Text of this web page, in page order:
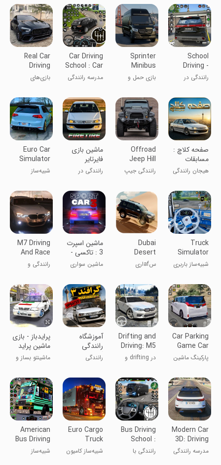
School
Driving -
Car Games
3D
رانندگی در
بازی‌های ماشین
۳D
Sprinter
Minibus
Simulator
بازی حمل و
سریع
Car Driving
School : Car
Games
مدرسه رانندگی
Real Car
Driving
Racing
Games
بازی‌های
رانندگی واقعی
‏‏‏‏‏‏‏‏صفحه کلاچ :
مسابقات
آنلاین
هیجان رانندگی
Offroad
Jeep Hill
Driving 3d
رانندگی جیپ
۳D
‏‏‏‏‏‏‏‏‏‏‏‏‏ماشین بازی
‏‏‏‏‏‏‏فایرتایر
رانندگی در
Euro Car
Simulator
Driving 2
شبیه‌ساز
اروپایی ۲
Truck
Simulator
3d: Cargo
شبیه‌ساز باربری
Dubai
Desert
Safari Jeep
4X4 Game
سafاری
بازی جیپ ۴X4
‏‏‏‏‏ماشین اسپرت
3 : تاکسی -
پلیس
ماشین سواری
M7 Driving
And Race
رانندگی و
Car Parking
Game Car
Simulator
پارکینگ ماشین
Drifting and
Driving: M5
Games
در drifting و
بازی‌های M5
‏آموزشگاه
رانندگی
گرافند 3
رانندگی
پرایدباز - بازی
ماشین پراید
ماشینتو بساز و
Modern Car
3D: Driving
School
مدرسه رانندگی
Bus Driving
School :
Bus Games
رانندگی با
Euro Cargo
Truck
Simulator
شبیه‌ساز کامیون
American
Bus Driving
Simulator
شبیه‌ساز